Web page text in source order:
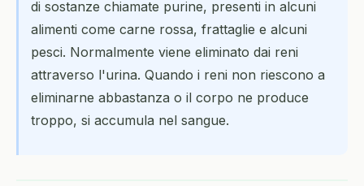
di sostanze chiamate purine, presenti in alcuni
alimenti come carne rossa, frattaglie e alcuni
pesci. Normalmente viene eliminato dai reni
attraverso l'urina. Quando i reni non riescono a
eliminarne abbastanza o il corpo ne produce
troppo, si accumula nel sangue.